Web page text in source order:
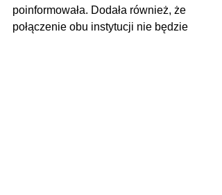
poinformowała. Dodała również, że
połączenie obu instytucji nie będzie